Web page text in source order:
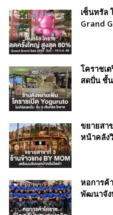
เซ็นทรัล
Grand
โคราชเ
สดปั่น ชั้
ขยายสา
หน้าคลัง
หอการค้
พัฒนาจัง